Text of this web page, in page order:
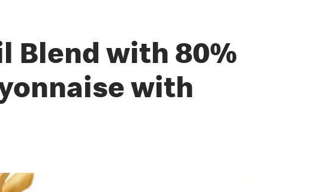
Blend with 80%
with